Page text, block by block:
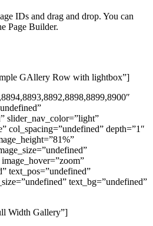
IDs and drag and drop. You can
Page Builder.
GAllery Row with lightbox”]
slider_nav_color=”light”
col_spacing=”undefined” depth=”1″
text_pos=”undefined”
text_bg=”undefined”
Width Gallery”]